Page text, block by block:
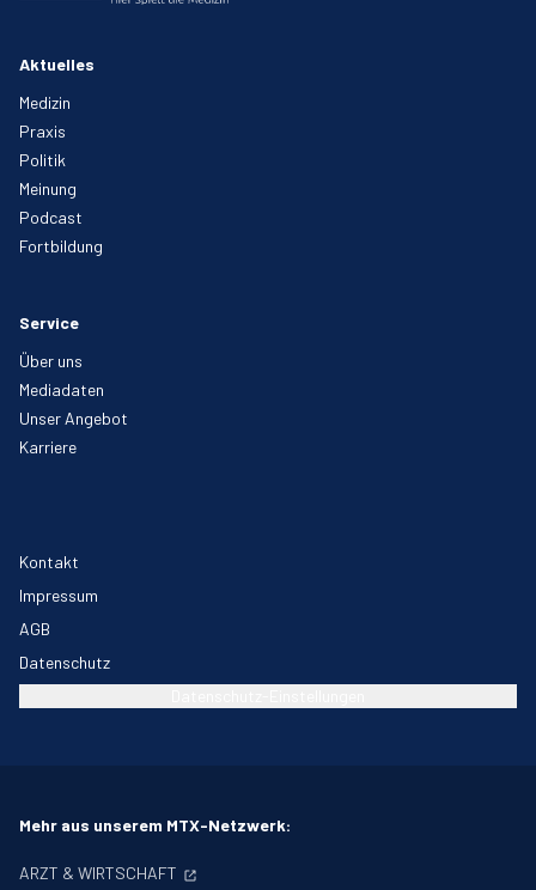
Aktuelles
Medizin
Praxis
Politik
Meinung
Podcast
Fortbildung
Service
Über uns
Mediadaten
Unser Angebot
Karriere
Kontakt
Impressum
AGB
Datenschutz
Mehr aus unserem MTX-Netzwerk:
ARZT & WIRTSCHAFT